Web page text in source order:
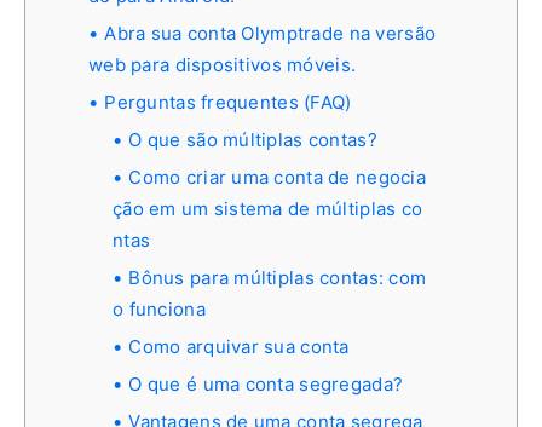
Abra sua conta Olymptrade na versão
web para dispositivos móveis.
Perguntas frequentes (FAQ)
O que são múltiplas contas?
Como criar uma conta de negocia
ção em um sistema de múltiplas co
ntas
Bônus para múltiplas contas: com
o funciona
Como arquivar sua conta
O que é uma conta segregada?
Vantagens de uma conta segrega